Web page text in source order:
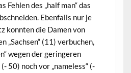
Fehlen des „half man“ das
Ebenfalls nur je
konnten die Damen von
„Sachsen“ (11) verbuchen,
wegen der geringeren
50) noch vor „nameless“ (-